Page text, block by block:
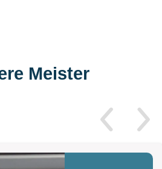
Meister